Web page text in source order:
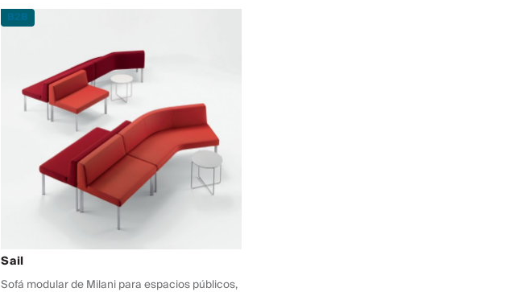
Sail
Sofá modular de Milani para espacios públicos,